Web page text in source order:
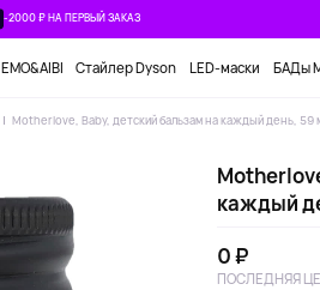
-2000 ₽ НА ПЕРВЫЙ ЗАКАЗ
EMO&AIBI Стайлер Dyson LED-маски БАДы
Motherlove, Baby, детский бальзам на каждый день, 59
каждый
0 ₽
ПОСЛЕДНЯЯ